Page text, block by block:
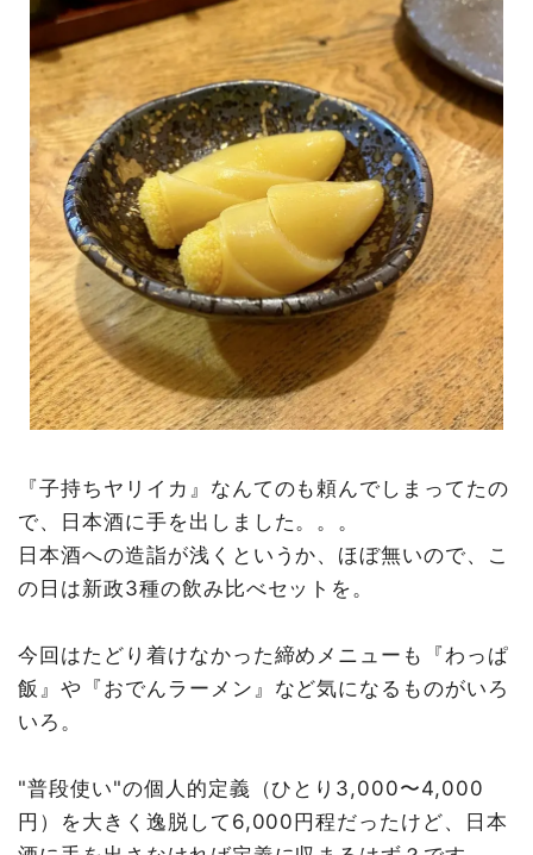
『子持ちヤリイカ』なんてのも頼んでしまってたの
で、日本酒に手を出しました。。。
日本酒への造詣が浅くというか、ほぼ無いので、こ
の日は新政3種の飲み比べセットを。
今回はたどり着けなかった締めメニューも『わっぱ
飯』や『おでんラーメン』など気になるものがいろ
いろ。
"普段使い"の個人的定義（ひとり3,000〜4,000
円）を大きく逸脱して6,000円程だったけど、日本